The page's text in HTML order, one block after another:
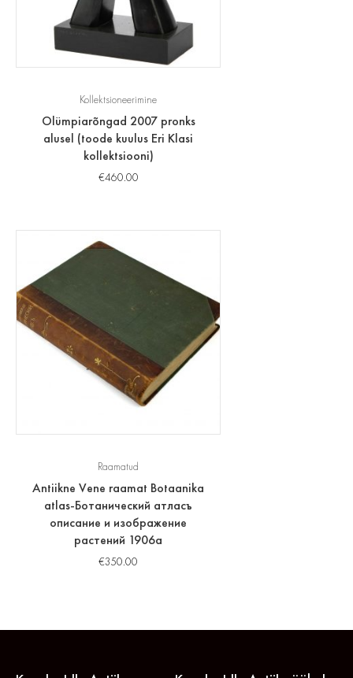
Kollektsioneerimine
Olümpiarõngad 2007 pronks
alusel (toode kuulus Eri Klasi
kollektsiooni)
€460.00
Raamatud
Antiikne Vene raamat Botaanika
atlas-Ботанический атласъ
описание и изображение
растений 1906a
€350.00